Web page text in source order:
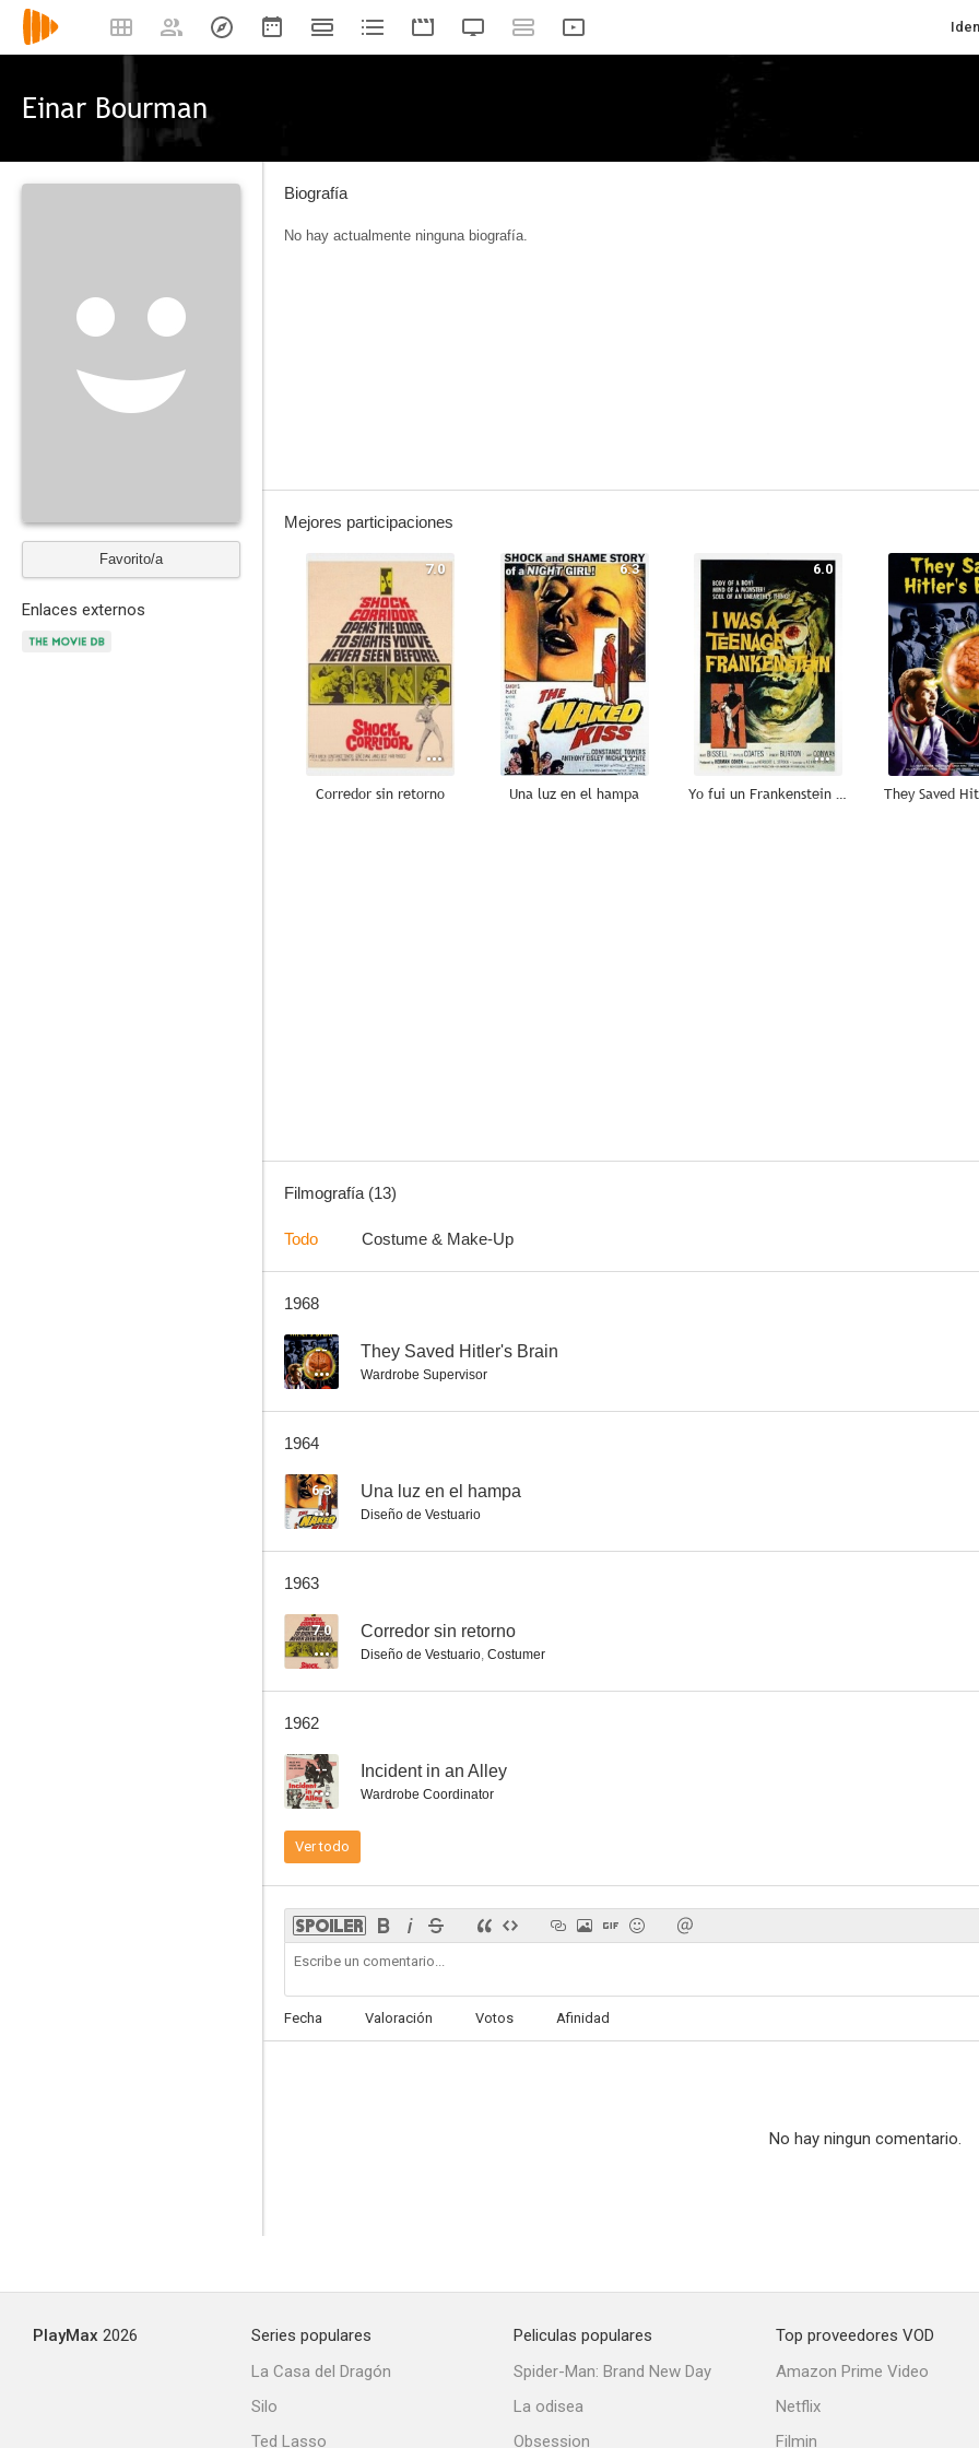
Einar Bourman
Favorito/a
Enlaces externos
Biografía
No hay actualmente ninguna biografía.
Mejores participaciones
7.0
Corredor sin retorno
6.3
Una luz en el hampa
6.0
Yo fui un Frankenstein adolescente They Saved
Gun Duel in Durango
Filmografía (13)
Todo Costume & Make-Up
1968
-- They Saved Hitler's Brain
Wardrobe Supervisor
1964
6.3 Una luz en el hampa
Diseño de Vestuario
1963
7.0 Corredor sin retorno
Diseño de Vestuario, Costumer
1962
-- Incident in an Alley
Wardrobe Coordinator
Ver todo
Fecha Valoración Votos Afinidad
No hay ningun comentario.
PlayMax 2026
Series populares
La Casa del Dragón
Silo
Ted Lasso
Peliculas populares
Spider-Man: Brand New Day
La odisea
Obsession
Top proveedores VOD
Amazon Prime Video
Netflix
Filmin